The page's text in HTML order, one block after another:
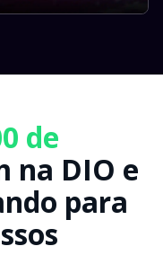
de
na DIO e
para